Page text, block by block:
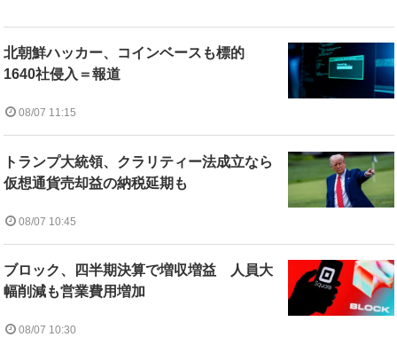
北朝鮮ハッカー、コインベースも標的
1640社侵入＝報道
08/07 11:15
トランプ大統領、クラリティー法成立なら
仮想通貨売却益の納税延期も
08/07 10:45
ブロック、四半期決算で増収増益 人員大
幅削減も営業費用増加
08/07 10:30